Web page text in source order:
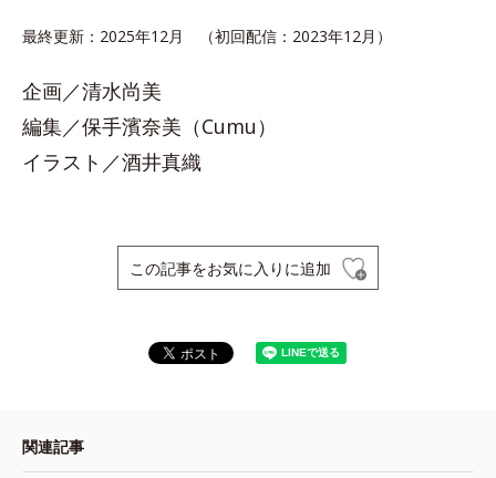
最終更新：2025年12月 （初回配信：2023年12月）
企画／清水尚美
編集／保手濱奈美（Cumu）
イラスト／酒井真織
この記事をお気に入りに追加
関連記事